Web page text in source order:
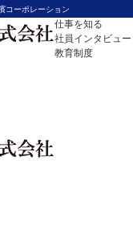
コーポレーション私たちについて
仕事を知る
社員インタビュー
教育制度